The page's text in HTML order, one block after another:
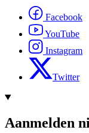
Facebook
YouTube
Instagram
Twitter
Aanmelden